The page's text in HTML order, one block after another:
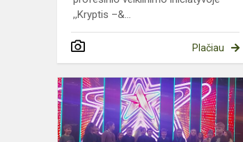
,,Kryptis –&...
Plačiau